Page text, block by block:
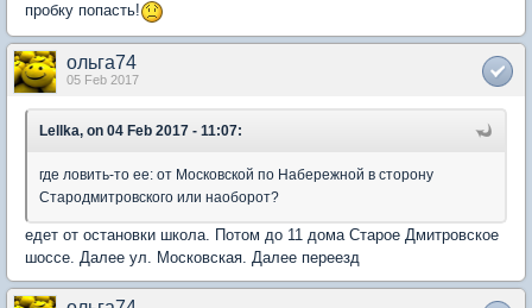
пробку попасть!
ольга74
05 Feb 2017
Lellka, on 04 Feb 2017 - 11:07:
где ловить-то ее: от Московской по Набережной в сторону
Стародмитровского или наоборот?
едет от остановки школа. Потом до 11 дома Старое Дмитровское
шоссе. Далее ул. Московская. Далее переезд